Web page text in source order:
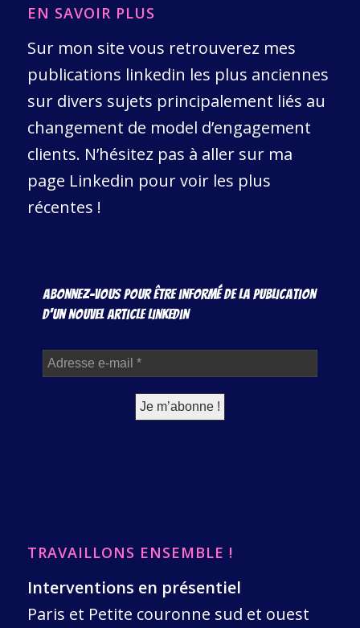
EN SAVOIR PLUS
Sur mon site vous retrouverez mes
publications linkedin les plus anciennes
sur divers sujets principalement liés au
changement de model d’engagement
clients. N’hésitez pas à aller sur ma
page Linkedin pour voir les plus
récentes !
Abonnez-vous pour être informé de la publication
d'un nouvel article Linkedin
TRAVAILLONS ENSEMBLE !
Interventions en présentiel
Paris et Petite couronne sud et ouest